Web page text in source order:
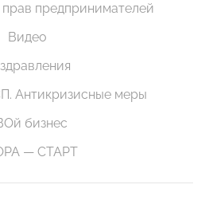
предпринимателей
Видео
Антикризисные меры
бизнес
— СТАРТ